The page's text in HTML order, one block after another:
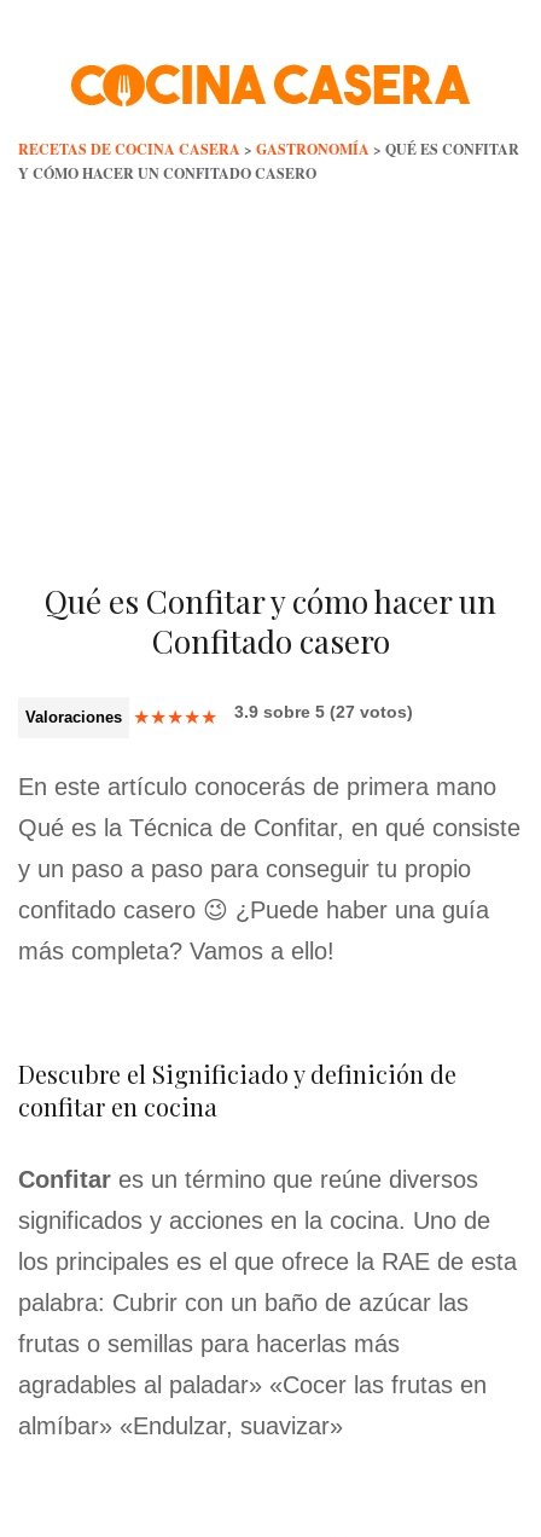
RECETAS DE COCINA CASERA > GASTRONOMÍA > QUÉ ES CONFITAR
Y CÓMO HACER UN CONFITADO CASERO
Qué es Confitar y cómo hacer un
Confitado casero
Valoraciones ★★★★★ 3.9 sobre 5 (27 votos)
En este artículo conocerás de primera mano
Qué es la Técnica de Confitar, en qué consiste
y un paso a paso para conseguir tu propio
confitado casero 😉 ¿Puede haber una guía
más completa? Vamos a ello!
Descubre el Significiado y definición de
confitar en cocina
Confitar es un término que reúne diversos
significados y acciones en la cocina. Uno de
los principales es el que ofrece la RAE de esta
palabra: Cubrir con un baño de azúcar las
frutas o semillas para hacerlas más
agradables al paladar» «Cocer las frutas en
almíbar» «Endulzar, suavizar»